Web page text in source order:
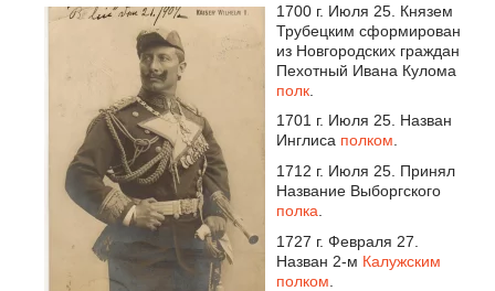
1700 г. Июля 25. Князем
Трубецким сформирован
из Новгородских граждан
Пехотный Ивана Кулома
полк
1701 г. Июля 25. Назван
Инглиса полком.
1712 г. Июля 25. Принял
Название Выборгского
полка
1727 г. Февраля 27.
Назван 2-м Калужским
полком